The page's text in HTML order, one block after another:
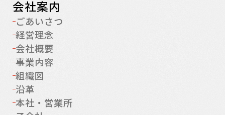
会社案内
ごあいさつ
経営理念
会社概要
事業内容
組織図
沿革
本社・営業所